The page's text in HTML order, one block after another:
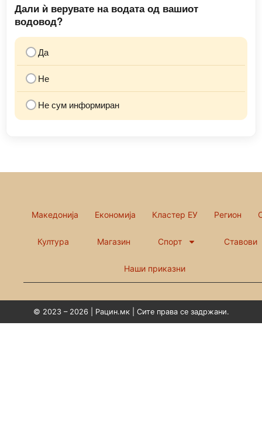
Дали ѝ верувате на водата од вашиот
водовод?
Да
Не
Не сум информиран
Македонија Економија Кластер ЕУ Регион
Култура Магазин Спорт Ставови
Наши приказни
© 2023 – 2026 | Рацин.мк | Сите права се задржани.